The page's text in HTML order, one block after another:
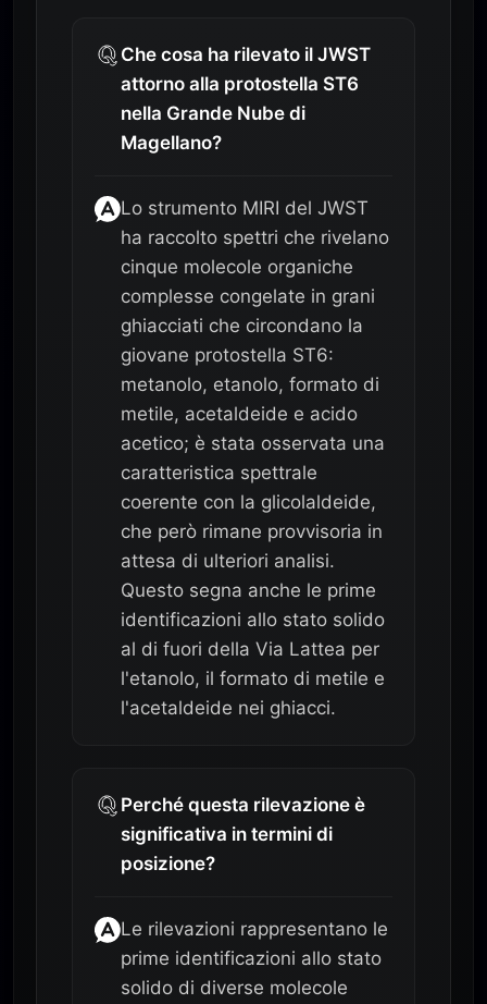
Che cosa ha rilevato il JWST
attorno alla protostella ST6
nella Grande Nube di
Magellano?
Lo strumento MIRI del JWST
ha raccolto spettri che rivelano
cinque molecole organiche
complesse congelate in grani
ghiacciati che circondano la
giovane protostella ST6:
metanolo, etanolo, formato di
metile, acetaldeide e acido
acetico; è stata osservata una
caratteristica spettrale
coerente con la glicolaldeide,
che però rimane provvisoria in
attesa di ulteriori analisi.
Questo segna anche le prime
identificazioni allo stato solido
al di fuori della Via Lattea per
l'etanolo, il formato di metile e
l'acetaldeide nei ghiacci.
Perché questa rilevazione è
significativa in termini di
posizione?
Le rilevazioni rappresentano le
prime identificazioni allo stato
solido di diverse molecole